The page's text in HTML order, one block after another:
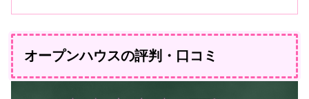
オープンハウスの評判・口コミ